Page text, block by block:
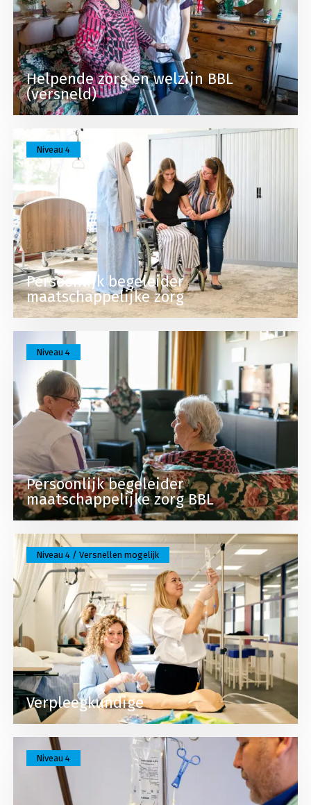
Helpende zorg en welzijn BBL
(versneld)
Persoonlijk begeleider
maatschappelijke zorg
Niveau 4
Lees meer over Persoonlijk begeleider
Persoonlijk begeleider
maatschappelijke zorg BBL
Niveau 4
Lees meer over Persoonlijk begeleider
Verpleegkundige
Niveau 4 / Versnellen mogelijk
Lees meer over Verpleegkundige
Niveau 4
Lees meer over Verpleegkundige BBL